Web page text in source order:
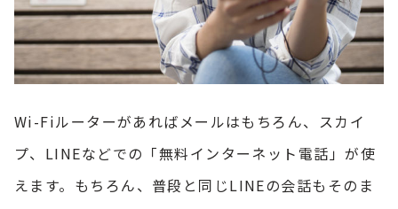
Wi-Fiルーターがあればメールはもちろん、スカイ
プ、LINEなどでの「無料インターネット電話」が使
えます。もちろん、普段と同じLINEの会話もそのま